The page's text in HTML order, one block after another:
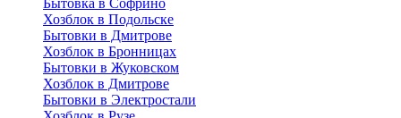
Бытовка в Софрино
Хозблок в Подольске
Бытовки в Дмитрове
Хозблок в Бронницах
Бытовки в Жуковском
Хозблок в Дмитрове
Бытовки в Электростали